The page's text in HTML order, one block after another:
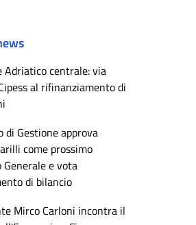
Adriatico centrale: via
al rifinanziamento di
di Gestione approva
come prossimo
e vota
di bilancio
Mirco Carloni incontra il